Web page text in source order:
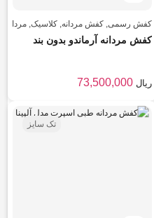
کفش رسمی, کفش مردانه, کلاسیک, مردانه
کفش مردانه آرماندو بدون بند
73,500,000 ریال
تک سایز